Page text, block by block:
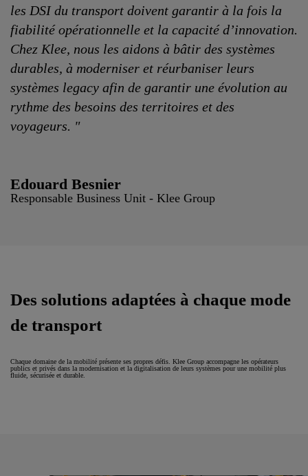
les DSI du transport doivent garantir à la fois la
fiabilité opérationnelle et la capacité d’innovation.
Chez Klee, nous les aidons à bâtir des systèmes
durables, à moderniser et réurbaniser leurs
systèmes legacy afin de garantir une évolution au
rythme des besoins des territoires et des
voyageurs. "
Edouard Besnier
Responsable Business Unit - Klee Group
Des solutions adaptées à chaque mode
de transport
Chaque domaine de la mobilité présente ses propres défis. Klee Group accompagne les opérateurs
publics et privés dans la modernisation et la digitalisation de leurs systèmes pour une mobilité plus
fluide, sécurisée et durable.